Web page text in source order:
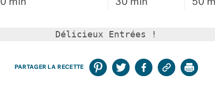
min
30 min
50
Délicieux Entrées !
PARTAGER LA RECETTE